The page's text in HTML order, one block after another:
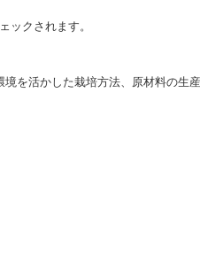
ックされます。
を活かした栽培方法、原材料の生